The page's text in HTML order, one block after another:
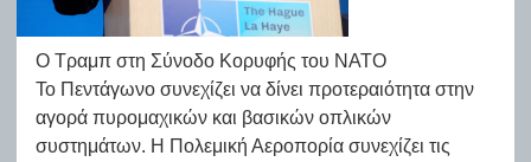
O Tραμπ στη Σύνοδο Κορυφής του ΝΑΤΟ
Το Πεντάγωνο συνεχίζει να δίνει προτεραιότητα στην
αγορά πυρομαχικών και βασικών οπλικών
συστημάτων. Η Πολεμική Αεροπορία συνεχίζει τις